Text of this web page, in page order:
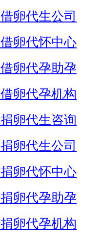
卵代生公司
卵代怀中心
卵代孕助孕
卵代孕机构
卵代生咨询
卵代生公司
卵代怀中心
卵代孕助孕
卵代孕机构